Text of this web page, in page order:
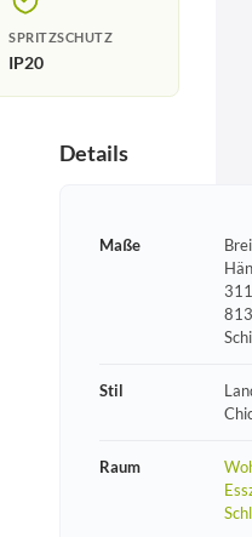
SPRITZSCHUTZ
IP20
Details
Maße
Stil
Raum